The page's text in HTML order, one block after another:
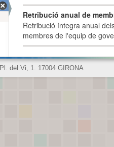
Retribució anual de
Retribució íntegra anual
membres de l'equip de
Pl. del Vi, 1. 17004 GIRONA